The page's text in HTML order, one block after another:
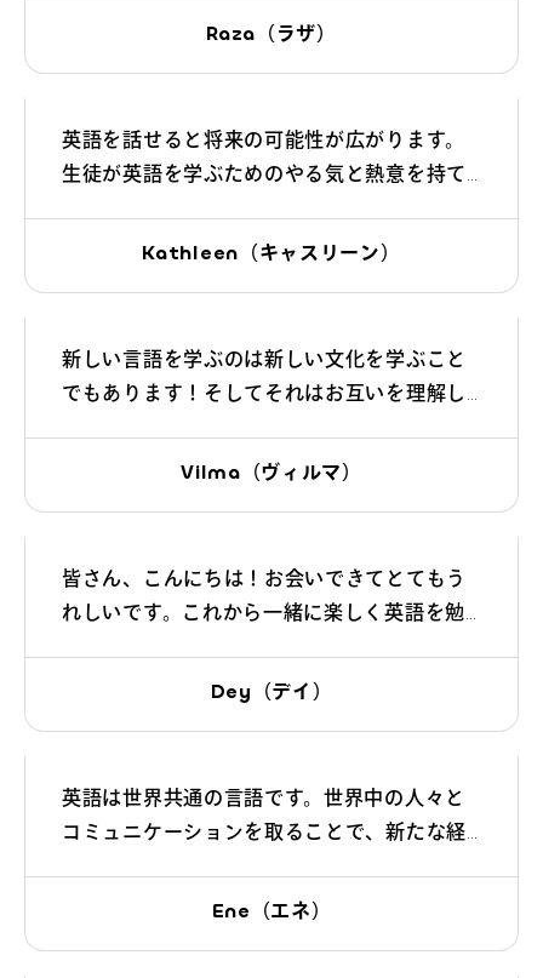
す。一緒にこの旅を、笑いと好奇心と成長に
Raza（ラザ）
英語を話せると将来の可能性が広がります。
生徒が英語を学ぶためのやる気と熱意を持て
サポートしていきます！
Kathleen（キャスリーン）
新しい言語を学ぶのは新しい文化を学ぶこと
でもあります！そしてそれはお互いを理解し
なことです！Vilma（ヴィルマ）
皆さん、こんにちは！お会いできてとてもう
れしいです。これから一緒に楽しく英語を勉
ので、安心してたくさん話してくださいね！
Dey（デイ）
英語は世界共通の言語です。世界中の人々と
コミュニケーションを取ることで、新たな経
Ene（エネ）